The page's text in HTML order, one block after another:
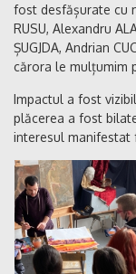
fost desfășurate cu
RUSU, Alexandru
ȘUGJDA, Andrian
cărora le mulțumim
Impactul a fost
plăcerea a fost
interesul manifestat